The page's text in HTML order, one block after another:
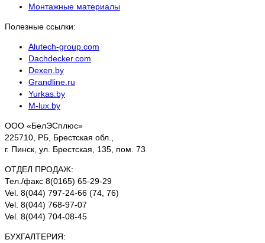
Монтажные материалы
Полезные ссылки:
Аlutech-group.com
Dachdecker.com
Dexen.by
Grandline.ru
Yurkas.by
M-lux.by
ООО «БелЭСплюс»
225710, РБ, Брестская обл.,
г. Пинск, ул. Брестская, 135, пом. 73
ОТДЕЛ ПРОДАЖ:
Тел./факс 8(0165) 65-29-29
Vel. 8(044) 797-24-66 (74, 76)
Vel. 8(044) 768-97-07
Vel. 8(044) 704-08-45
БУХГАЛТЕРИЯ: